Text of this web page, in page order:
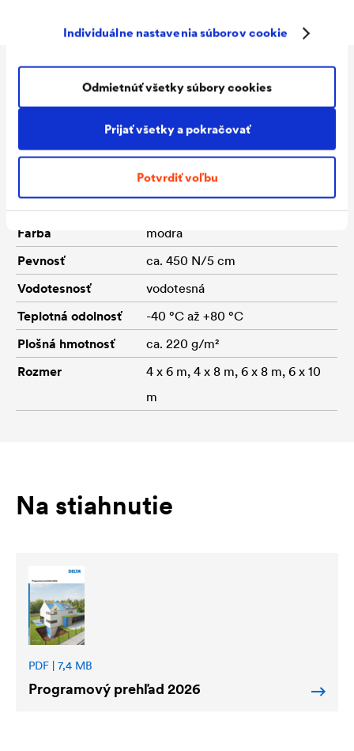
Individuálne nastavenia súborov cookie
Prijať všetky a pokračovať
Potvrdiť voľbu
Odmietnúť všetky súbory cookies
Technické údaje
Materiál
PE plachta vystužená
mriežkou, zosilnené okraje na 4
Farba
modrá
Pevnosť
ca. 450 N/5 cm
Vodotesnosť
vodotesná
Teplotná odolnosť
-40 °C až +80 °C
Plošná hmotnosť
ca. 220 g/m²
Rozmer
4 x 6 m, 4 x 8 m, 6 x 8 m, 6 x 10
m
Na stiahnutie
PDF | 7,4 MB
Programový prehľad 2026